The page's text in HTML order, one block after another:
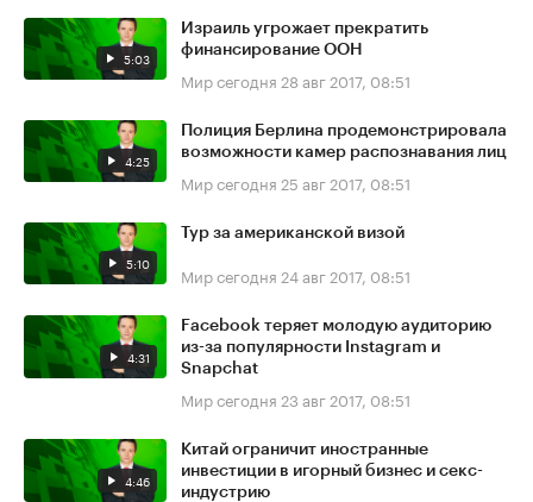
5:03
Израиль угрожает прекратить
финансирование ООН
Мир сегодня 28 авг 2017, 08:51
4:25
Полиция Берлина продемонстрировала
возможности камер распознавания лиц
Мир сегодня 25 авг 2017, 08:51
5:10
Тур за американской визой
Мир сегодня 24 авг 2017, 08:51
4:31
Facebook теряет молодую аудиторию
из-за популярности Instagram и
Snapchat
Мир сегодня 23 авг 2017, 08:51
4:46
Китай ограничит иностранные
инвестиции в игорный бизнес и секс-
индустрию